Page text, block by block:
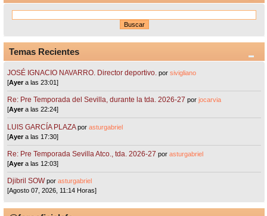
Temas Recientes
JOSÉ IGNACIO NAVARRO. Director deportivo. porsivigliano
[Ayera las 23:01]
Re: Pre Temporada del Sevilla, durante la tda. 2026-27 porjocarvia
[Ayera las 22:24]
LUIS GARCÍA PLAZA porasturgabriel
[Ayera las 17:30]
Re: Pre Temporada Sevilla Atco., tda. 2026-27 porasturgabriel
[Ayera las 12:03]
Djibril SOW porasturgabriel
[Agosto 07, 2026, 11:14 Horas]